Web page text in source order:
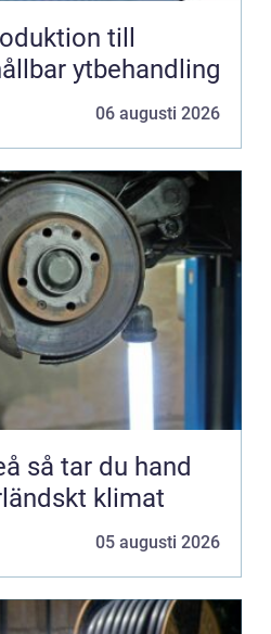
till
ytbehandling
06 augusti 2026
klimat
05 augusti 2026